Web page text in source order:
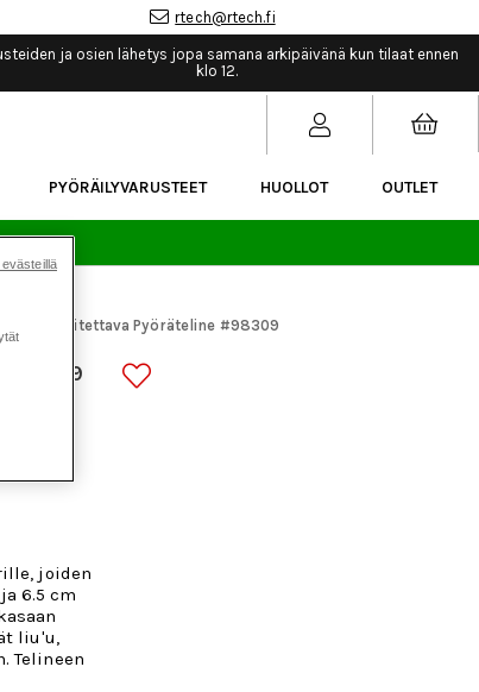
rtech@rtech.fi
ja osien lähetys jopa samana arkipäivänä kun tilaat ennen
klo 12.
PYÖRÄILYVARUSTEET HUOLLOT OUTLET
ACID Taitettava Pyöräteline #98309
#98309
joiden
6.5 cm
liu'u,
Telineen